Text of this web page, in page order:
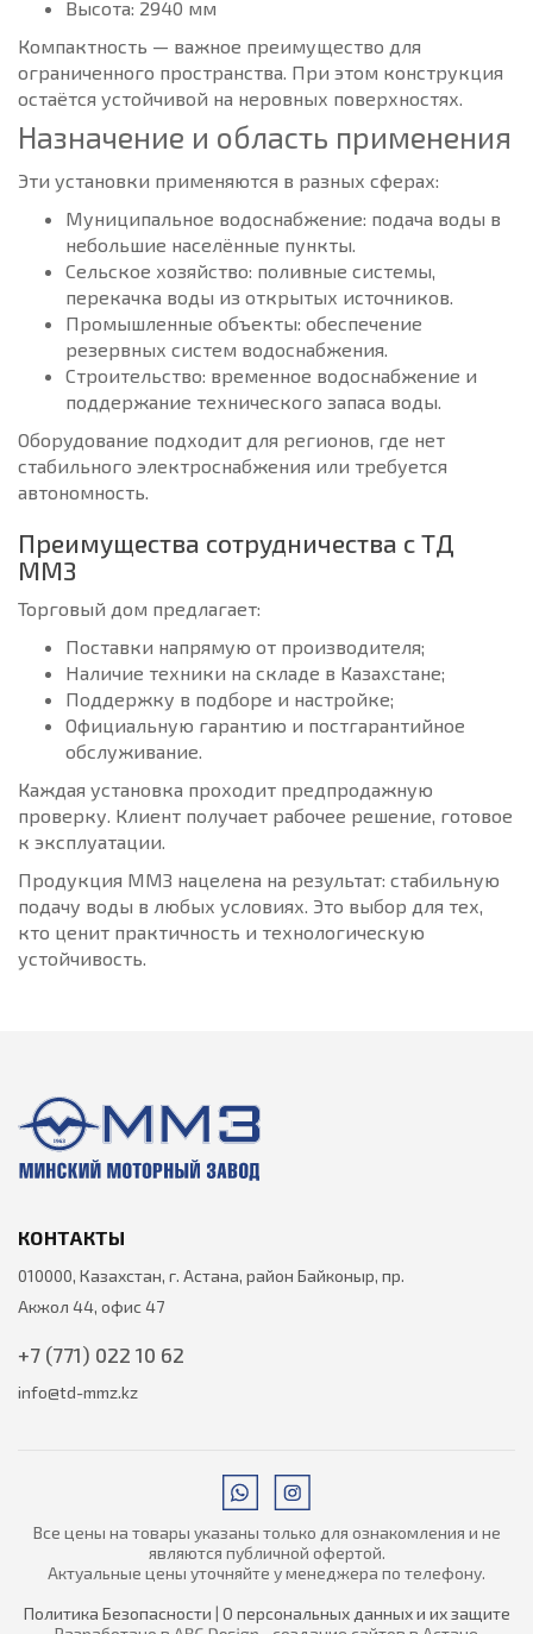
Высота: 2940 мм
Компактность — важное преимущество для
ограниченного пространства. При этом конструкция
остаётся устойчивой на неровных поверхностях.
Назначение и область применения
Эти установки применяются в разных сферах:
Муниципальное водоснабжение: подача воды в
небольшие населённые пункты.
Сельское хозяйство: поливные системы,
перекачка воды из открытых источников.
Промышленные объекты: обеспечение
резервных систем водоснабжения.
Строительство: временное водоснабжение и
поддержание технического запаса воды.
Оборудование подходит для регионов, где нет
стабильного электроснабжения или требуется
автономность.
Преимущества сотрудничества с ТД
ММЗ
Торговый дом предлагает:
Поставки напрямую от производителя;
Наличие техники на складе в Казахстане;
Поддержку в подборе и настройке;
Официальную гарантию и постгарантийное
обслуживание.
Каждая установка проходит предпродажную
проверку. Клиент получает рабочее решение, готовое
к эксплуатации.
Продукция ММЗ нацелена на результат: стабильную
подачу воды в любых условиях. Это выбор для тех,
кто ценит практичность и технологическую
устойчивость.
КОНТАКТЫ
010000, Казахстан, г. Астана, район Байконыр, пр.
Акжол 44, офис 47
+7 (771) 022 10 62
info@td-mmz.kz
Все цены на товары указаны только для ознакомления и не
являются публичной офертой.
Актуальные цены уточняйте у менеджера по телефону.
Политика Безопасности | О персональных данных и их защите